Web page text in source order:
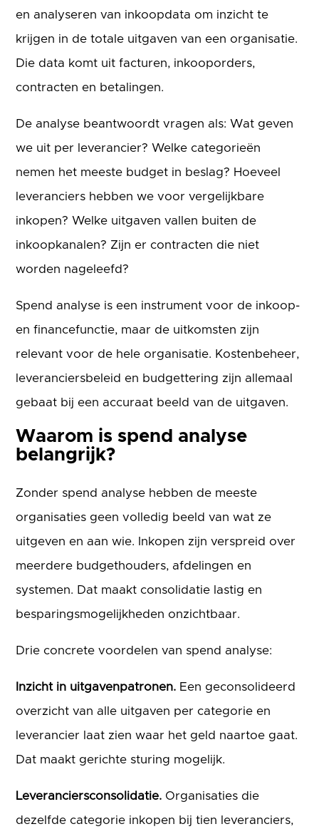
en analyseren van inkoopdata om inzicht te
krijgen in de totale uitgaven van een organisatie.
Die data komt uit facturen, inkooporders,
contracten en betalingen.
De analyse beantwoordt vragen als: Wat geven
we uit per leverancier? Welke categorieën
nemen het meeste budget in beslag? Hoeveel
leveranciers hebben we voor vergelijkbare
inkopen? Welke uitgaven vallen buiten de
inkoopkanalen? Zijn er contracten die niet
worden nageleefd?
Spend analyse is een instrument voor de inkoop-
en financefunctie, maar de uitkomsten zijn
relevant voor de hele organisatie. Kostenbeheer,
leveranciersbeleid en budgettering zijn allemaal
gebaat bij een accuraat beeld van de uitgaven.
Waarom is spend analyse
belangrijk?
Zonder spend analyse hebben de meeste
organisaties geen volledig beeld van wat ze
uitgeven en aan wie. Inkopen zijn verspreid over
meerdere budgethouders, afdelingen en
systemen. Dat maakt consolidatie lastig en
besparingsmogelijkheden onzichtbaar.
Drie concrete voordelen van spend analyse:
Inzicht in uitgavenpatronen. Een geconsolideerd
overzicht van alle uitgaven per categorie en
leverancier laat zien waar het geld naartoe gaat.
Dat maakt gerichte sturing mogelijk.
Leveranciersconsolidatie. Organisaties die
dezelfde categorie inkopen bij tien leveranciers,